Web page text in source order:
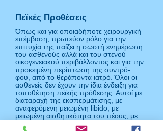
Πεϊκές Προθέσεις
Όπως και για οποιαδήποτε χειρουργική
επέμβαση, πρωτεύον ρόλο για την
επιτυχία της παίζει η σωστή ενημέρωση
του ασθενούς αλλά και του στενού
οικογενειακού περιβάλλοντος και για την
προκειμένη περίπτωση της συντρό-
φου, από το θεράποντα ιατρό. Όλοι οι
ασθενείς δεν έχουν την ίδια ένδειξη για
τοποθέτηση πεϊκής πρόθεσης. Αυτοί με
διαταραχή της εκσπερμάτισης, με
αναφερόμενη μειωμένη libido, με
μειωμένη αισθητικότητα του πέους, με